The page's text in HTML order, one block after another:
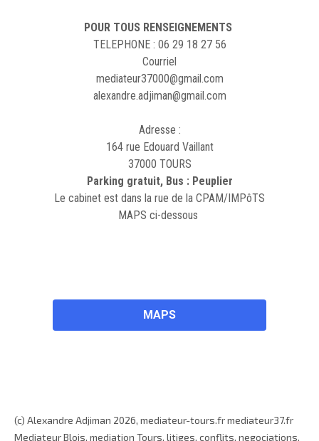
POUR TOUS RENSEIGNEMENTS
TELEPHONE : 06 29 18 27 56
Courriel
mediateur37000@gmail.com
alexandre.adjiman@gmail.com
Adresse :
164 rue Edouard Vaillant
37000 TOURS
Parking gratuit, Bus : Peuplier
Le cabinet est dans la rue de la CPAM/IMPôTS
MAPS ci-dessous
MAPS
(c) Alexandre Adjiman 2026, mediateur-tours.fr mediateur37.fr
Mediateur Blois, mediation Tours, litiges, conflits, negociations,